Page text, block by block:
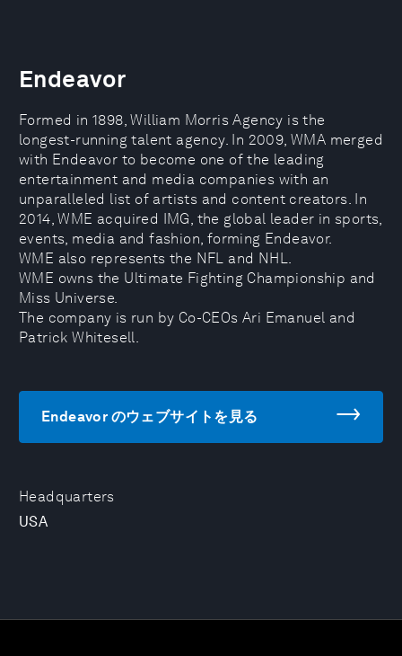
Headquarters
USA
Endeavor
Formed in 1898, William Morris Agency is the
longest-running talent agency. In 2009, WMA merged
with Endeavor to become one of the leading
entertainment and media companies with an
unparalleled list of artists and content creators. In
2014, WME acquired IMG, the global leader in sports,
events, media and fashion, forming Endeavor.
WME also represents the NFL and NHL.
WME owns the Ultimate Fighting Championship and
Miss Universe.
The company is run by Co-CEOs Ari Emanuel and
Patrick Whitesell.
Endeavor のウェブサイトを見る